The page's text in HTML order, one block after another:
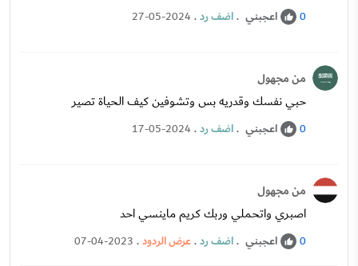
0 اعجبني .اضف رد.
27-05-2024
من مجهول
حبي نفسك وقدريه بس وتشوفين كيف الحياة تصير
0 اعجبني .اضف رد.
17-05-2024
من مجهول
اصبري واتحملي وربك كريم ماينسي احد
0 اعجبني .اضف رد.عرض الردود.
07-04-2023